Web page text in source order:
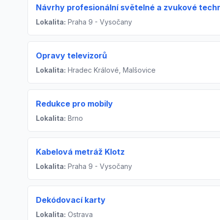
Návrhy profesionální světelné a zvukové
Lokalita: Praha 9 - Vysočany
Opravy televizorů
Lokalita: Hradec Králové, Malšovice
Redukce pro mobily
Lokalita: Brno
Kabelová metráž Klotz
Lokalita: Praha 9 - Vysočany
Dekódovací karty
Lokalita: Ostrava